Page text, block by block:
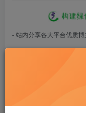
- 站内分享各大平台优质
- 百度网盘提示提取码错
- 遇见解压密码不对、无法
- 资源失效/充值未到账/账